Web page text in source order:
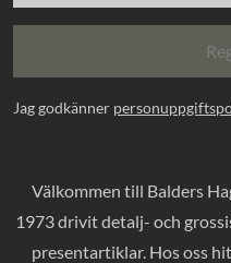
Jag godkänner
Välkommen till Balders
1973 drivit detalj- och
presentartiklar. Hos oss